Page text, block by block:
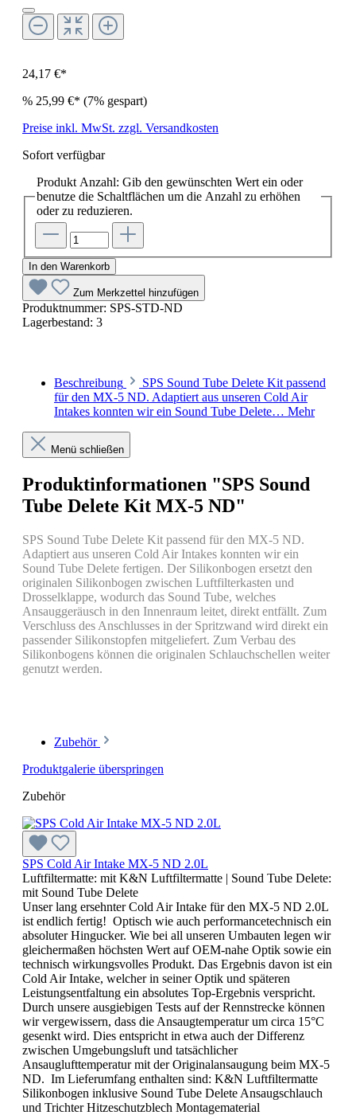
24,17 €*
% 25,99 €* (7% gespart)
Preise inkl. MwSt. zzgl. Versandkosten
Sofort verfügbar
Produkt Anzahl: Gib den gewünschten Wert ein oder
benutze die Schaltflächen um die Anzahl zu erhöhen
oder zu reduzieren.
In den Warenkorb
Zum Merkzettel hinzufügen
Produktnummer: SPS-STD-ND
Lagerbestand: 3
Beschreibung
SPS Sound Tube Delete Kit passend
für den MX-5 ND. Adaptiert aus unseren Cold Air
Intakes konnten wir ein Sound Tube Delete… Mehr
Menü schließen
Produktinformationen "SPS Sound
Tube Delete Kit MX-5 ND"
SPS Sound Tube Delete Kit passend für den MX-5 ND.
Adaptiert aus unseren Cold Air Intakes konnten wir ein
Sound Tube Delete fertigen. Der Silikonbogen ersetzt den
originalen Silikonbogen zwischen Luftfilterkasten und
Drosselklappe, wodurch das Sound Tube, welches
Ansauggeräusch in den Innenraum leitet, direkt entfällt. Zum
Verschluss des Anschlusses in der Spritzwand wird direkt ein
passender Silikonstopfen mitgeliefert. Zum Verbau des
Silikonbogens können die originalen Schlauchschellen weiter
genutzt werden.
Zubehör
Produktgalerie überspringen
Zubehör
SPS Cold Air Intake MX-5 ND 2.0L
Luftfiltermatte: mit K&N Luftfiltermatte | Sound Tube Delete:
mit Sound Tube Delete
Unser lang ersehnter Cold Air Intake für den MX-5 ND 2.0L
ist endlich fertig! Optisch wie auch performancetechnisch ein
absoluter Hingucker. Wie bei all unseren Umbauten legen wir
gleichermaßen höchsten Wert auf OEM-nahe Optik sowie ein
technisch wirkungsvolles Produkt. Das Ergebnis davon ist ein
Cold Air Intake, welcher in seiner Optik und späteren
Leistungsentfaltung ein absolutes Top-Ergebnis verspricht.
Durch unsere ausgiebigen Tests auf der Rennstrecke können
wir vergewissern, dass die Ansaugtemperatur um circa 15°C
gesenkt wird. Dies entspricht in etwa auch der Differenz
zwischen Umgebungsluft und tatsächlicher
Ansauglufttemperatur mit der Originalansaugung beim MX-5
ND. Im Lieferumfang enthalten sind: K&N Luftfiltermatte
Silikonbogen inklusive Sound Tube Delete Ansaugschlauch
und Trichter Hitzeschutzblech Montagematerial